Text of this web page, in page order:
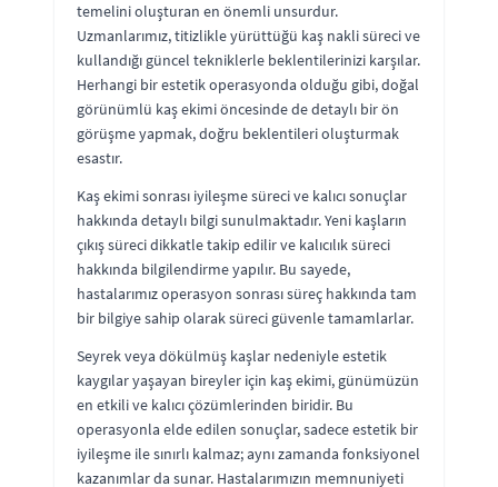
temelini oluşturan en önemli unsurdur.
Uzmanlarımız, titizlikle yürüttüğü kaş nakli süreci ve
kullandığı güncel tekniklerle beklentilerinizi karşılar.
Herhangi bir estetik operasyonda olduğu gibi, doğal
görünümlü kaş ekimi öncesinde de detaylı bir ön
görüşme yapmak, doğru beklentileri oluşturmak
esastır.
Kaş ekimi sonrası iyileşme süreci ve kalıcı sonuçlar
hakkında detaylı bilgi sunulmaktadır. Yeni kaşların
çıkış süreci dikkatle takip edilir ve kalıcılık süreci
hakkında bilgilendirme yapılır. Bu sayede,
hastalarımız operasyon sonrası süreç hakkında tam
bir bilgiye sahip olarak süreci güvenle tamamlarlar.
Seyrek veya dökülmüş kaşlar nedeniyle estetik
kaygılar yaşayan bireyler için kaş ekimi, günümüzün
en etkili ve kalıcı çözümlerinden biridir. Bu
operasyonla elde edilen sonuçlar, sadece estetik bir
iyileşme ile sınırlı kalmaz; aynı zamanda fonksiyonel
kazanımlar da sunar. Hastalarımızın memnuniyeti